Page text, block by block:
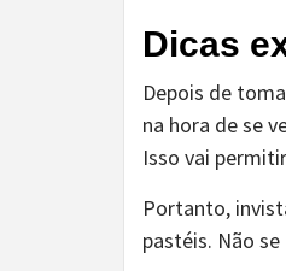
Dicas
Depois de
na hora de se
Isso vai
Portanto,
pastéis. Não